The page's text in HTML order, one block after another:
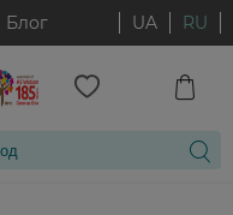
Блог UA RU